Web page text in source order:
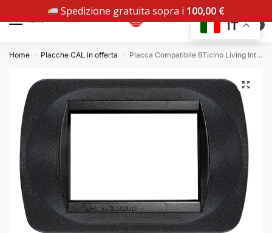
0
Home / Placche CAL in offerta / Placca Compatibile BTicino Living International Nero Goffrato in Metallo
IT
Spedizione gratuita sopra i 100,00 €